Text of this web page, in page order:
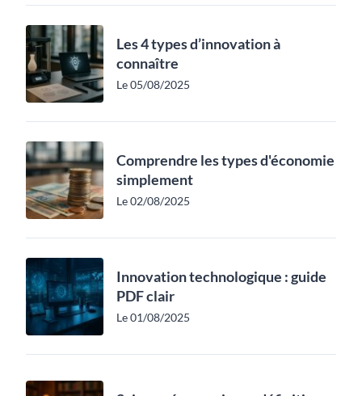
Les 4 types d’innovation à
connaître
Le 05/08/2025
Comprendre les types d'économie
simplement
Le 02/08/2025
Innovation technologique : guide
PDF clair
Le 01/08/2025